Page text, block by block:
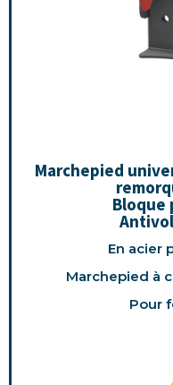
Marchepied
En acier
Marchepied à
Pour